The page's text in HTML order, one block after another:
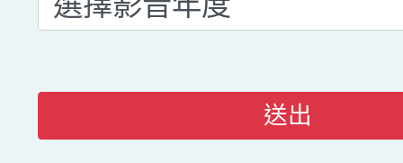
送出